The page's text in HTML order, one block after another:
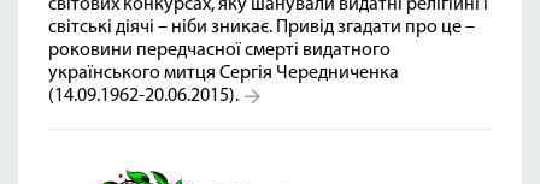
світових конкурсах, яку шанували видатні релігійні і
світські діячі – ніби зникає. Привід згадати про це –
роковини передчасної смерті видатного
українського митця Сергія Чередниченка
(14.09.1962-20.06.2015).